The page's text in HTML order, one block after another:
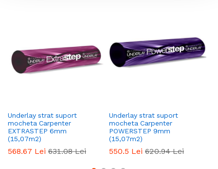
Underlay strat suport
mocheta Carpenter
EXTRASTEP 6mm
(15,07m2)
568.67 Lei 631.08 Lei
Underlay strat suport
mocheta Carpenter
POWERSTEP 9mm
(15,07m2)
550.5 Lei 620.94 Lei